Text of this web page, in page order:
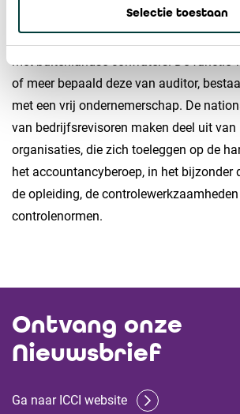
Selectie toestaan
met buitenlandse confraters. De functie
of meer bepaald deze van auditor,
met een vrij ondernemerschap. De
van bedrijfsrevisoren maken deel uit
organisaties, die zich toeleggen op de
het accountancyberoep, in het bijzonder
de opleiding, de
controlenormen.
Ontvang onze
Nieuwsbrief
Ga naar ICCI website